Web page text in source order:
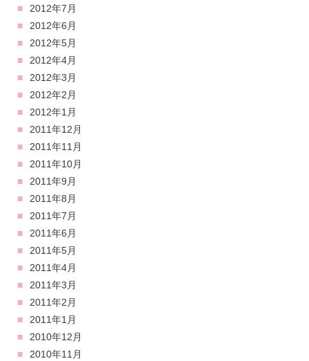
2012年7月
2012年6月
2012年5月
2012年4月
2012年3月
2012年2月
2012年1月
2011年12月
2011年11月
2011年10月
2011年9月
2011年8月
2011年7月
2011年6月
2011年5月
2011年4月
2011年3月
2011年2月
2011年1月
2010年12月
2010年11月